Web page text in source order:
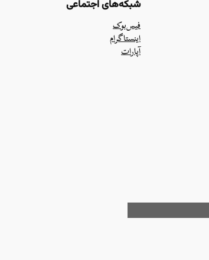
شبکه‌های اجتماعی
فیس‌بوک
اینستاگرام
آپارات